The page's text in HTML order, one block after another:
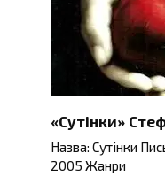
«Сутінки»
Назва: Сутінки
2005 Жанри